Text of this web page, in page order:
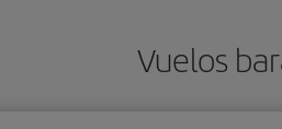
Vuelos